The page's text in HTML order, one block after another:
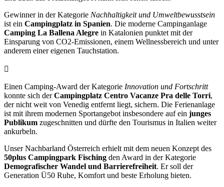
Gewinner in der Kategorie Nachhaltigkeit und Umweltbewusstsein
ist ein Campingplatz in Spanien. Die moderne Campinganlage
Camping La Ballena Alegre in Katalonien punktet mit der
Einsparung von CO2-Emissionen, einem Wellnessbereich und unter
anderem einer eigenen Tauchstation.
Einen Camping-Award der Kategorie Innovation und Fortschritt
konnte sich derCampingplatz Centro Vacanze Pra delle Torri,
der nicht weit von Venedig entfernt liegt, sichern. Die Ferienanlage
ist mit ihrem modernen Sportangebot insbesondere auf ein junges
Publikum zugeschnitten und dürfte den Tourismus in Italien weiter
ankurbeln.
Unser Nachbarland Österreich erhielt mit dem neuen Konzept des
50plus Campingpark Fisching den Award in der Kategorie
Demografischer Wandel und Barrierefreiheit. Er soll der
Generation Ü50 Ruhe, Komfort und beste Erholung bieten.